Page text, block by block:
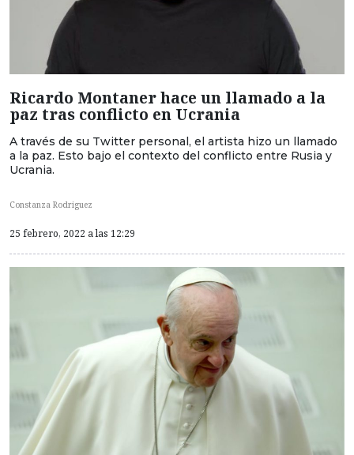
Ricardo Montaner hace un llamado a la
paz tras conflicto en Ucrania
A través de su Twitter personal, el artista hizo un llamado
a la paz. Esto bajo el contexto del conflicto entre Rusia y
Ucrania.
Constanza Rodriguez
25 febrero, 2022 a las 12:29